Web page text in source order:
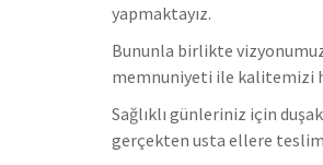
yapmaktayız.
Bununla birlikte
memnuniyeti ile kalitemizi
Sağlıklı günleriniz için
gerçekten usta ellere